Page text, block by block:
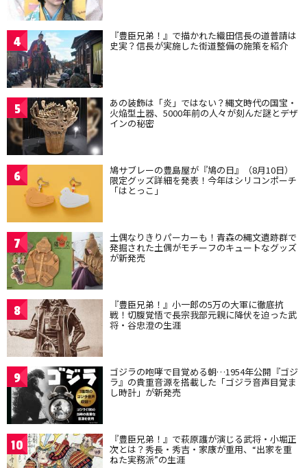
4 『豊臣兄弟！』で描かれた織田信長の道普請は
史実？信長が実施した街道整備の施策を紹介
5 あの装飾は「炎」ではない？縄文時代の国宝・
火焔型土器、5000年前の人々が刻んだ謎とデザ
インの秘密
6 鳩サブレーの豊島屋が『鳩の日』（8月10日）
限定グッズ詳細を発表！今年はシリコンポーチ
「はとっこ」
7 土偶なりきりパーカーも！青森の縄文遺跡群で
発掘された土偶がモチーフのキュートなグッズ
が新発売
8 『豊臣兄弟！』小一郎の5万の大軍に徹底抗
戦！切腹覚悟で長宗我部元親に降伏を迫った武
将・谷忠澄の生涯
9 ゴジラの咆哮で目覚める朝…1954年公開『ゴジ
ラ』の貴重音源を搭載した「ゴジラ音声目覚ま
し時計」が新発売
10 『豊臣兄弟！』で萩原護が演じる武将・小堀正
次とは？秀長・秀吉・家康が重用、“出家を重
ねた実務派”の生涯